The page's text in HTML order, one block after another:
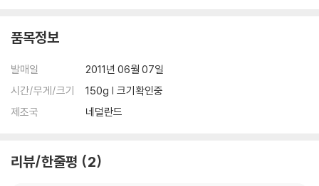
품목정보
발매일
2011년 06월 07일
시간/무게/크기
150g | 크기확인중
제조국
네덜란드
리뷰/한줄평 2